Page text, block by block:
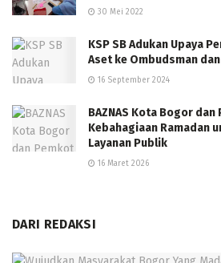
30 Mei 2022
KSP SB Adukan Upaya
Aset ke Ombudsman
16 September 2024
BAZNAS Kota Bogor
Kebahagiaan Ramadan
Layanan Publik
16 Maret 2026
DARI REDAKSI